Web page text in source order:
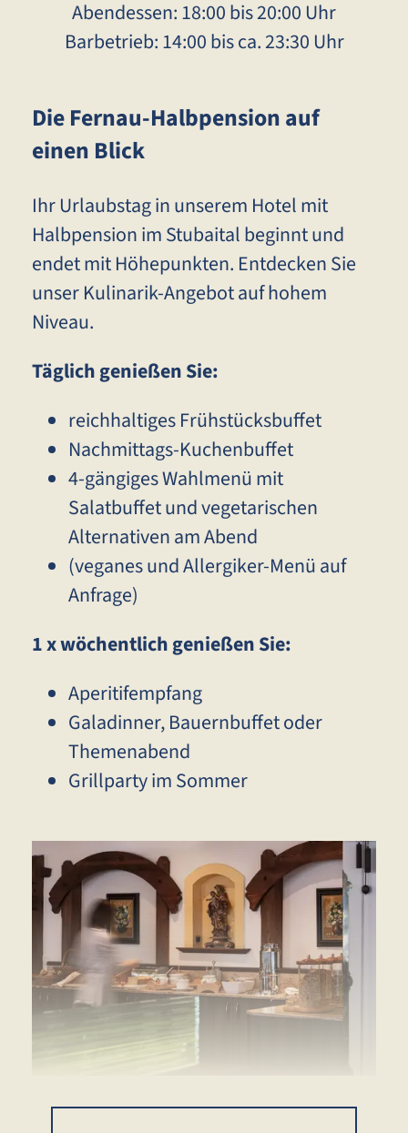
Abendessen: 18:00 bis 20:00 Uhr
Barbetrieb: 14:00 bis ca. 23:30 Uhr
Die Fernau-Halbpension auf
einen Blick
Ihr Urlaubstag in unserem Hotel mit
Halbpension im Stubaital beginnt und
endet mit Höhepunkten. Entdecken Sie
unser Kulinarik-Angebot auf hohem
Niveau.
Täglich genießen Sie:
reichhaltiges Frühstücksbuffet
Nachmittags-Kuchenbuffet
4-gängiges Wahlmenü mit
Salatbuffet und vegetarischen
Alternativen am Abend
(veganes und Allergiker-Menü auf
Anfrage)
1 x wöchentlich genießen Sie:
Aperitifempfang
Galadinner, Bauernbuffet oder
Themenabend
Grillparty im Sommer